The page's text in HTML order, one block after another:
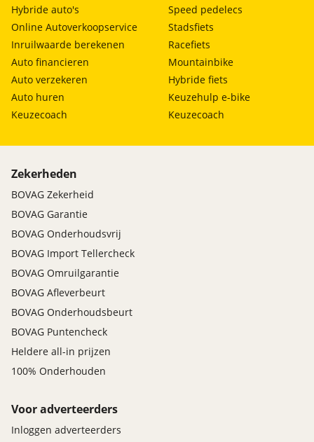
Hybride auto's
Online Autoverkoopservice
Inruilwaarde berekenen
Auto financieren
Auto verzekeren
Auto huren
Keuzecoach
Speed pedelecs
Stadsfiets
Racefiets
Mountainbike
Hybride fiets
Keuzehulp e-bike
Keuzecoach
Zekerheden
BOVAG Zekerheid
BOVAG Garantie
BOVAG Onderhoudsvrij
BOVAG Import Tellercheck
BOVAG Omruilgarantie
BOVAG Afleverbeurt
BOVAG Onderhoudsbeurt
BOVAG Puntencheck
Heldere all-in prijzen
100% Onderhouden
Voor adverteerders
Inloggen adverteerders